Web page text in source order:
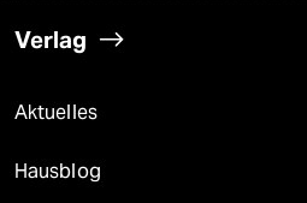
Verlag
Aktuelles
Hausblog